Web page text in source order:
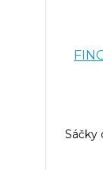
Sáčky